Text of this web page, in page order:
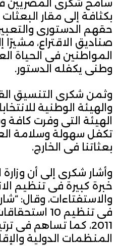
سامح شكرى المصريين
بكثافة إلى مقار
حقهم الدستورى
صناديق الاقتراع،
المواطنين فى الحياة
وطنى يكفله الدستور.
وثمن شكرى التنسيق
والهيئة الوطنية
الهيئة التى وفرت كافة
تكفل سهولة وسلامة
بعثاتنا فى الخارج.
وأشار شكرى إلى أن
خبرة كبيرة فى تنظيم
والاستفتاءات، وقال:
فى تنظيم 10
2011، كما تساهم فى
المنظمات الدولية